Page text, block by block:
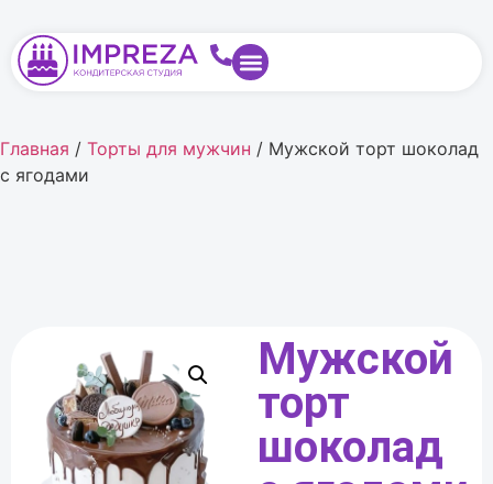
Главная / Торты для мужчин / Мужской торт шоколад
с ягодами
Мужской
торт
шоколад